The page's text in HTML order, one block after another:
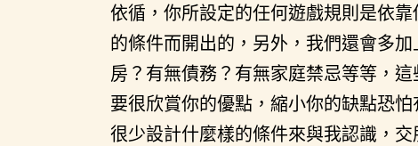
依循，你所設定的任何遊戲規則是依
的條件而開出的，另外，我們還會多
房？有無債務？有無家庭禁忌等等，
要很欣賞你的優點，縮小你的缺點恐
很少設計什麼樣的條件來與我認識，